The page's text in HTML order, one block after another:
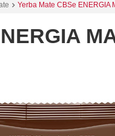
Yerba Mate CBSe ENERGIA